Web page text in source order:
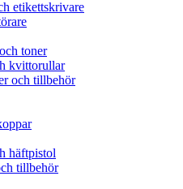
etikettskrivare
toner
kvittorullar
och tillbehör
häftpistol
tillbehör